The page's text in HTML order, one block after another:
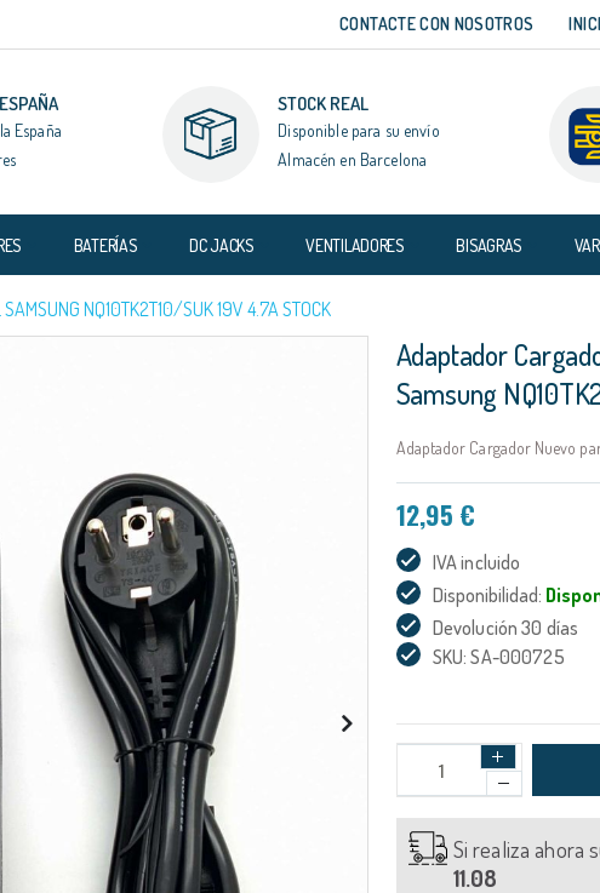
CONTACTE CON NOSOTROS
España
STOCK REAL
Disponible para su envío
Almacén en Barcelona
BATERÍAS DC JACKS VENTILADORES BISAGRAS
NQ10TK2T10/SUK 19V 4.7A STOCK
Adaptador
Samsung
Adaptador Cargador Nuevo
12,95 €
IVA incluido
Disponibilidad:
Devolución 30 días
SKU: SA-000725
Si realiza ahora
11.08